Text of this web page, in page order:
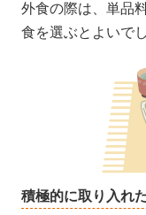
外食の際は、単品
食を選ぶとよいで
積極的に取り入れ